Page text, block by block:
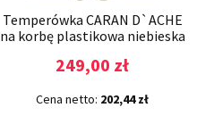
Temperówka CARAN D`ACHE
na korbę plastikowa niebieska
249,00 zł
Cena netto: 202,44 zł